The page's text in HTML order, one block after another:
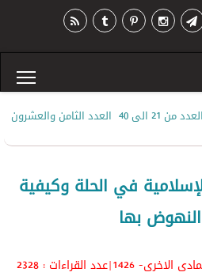
العدد من 21 الى 40 العدد الثامن والعشرون
في الحلة وكيفية
النهوض بها
|عدد القراءات : 2328